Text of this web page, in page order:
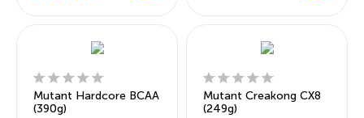
Mutant Hardcore BCAA
(390g)
Mutant Creakong CX8
(249g)